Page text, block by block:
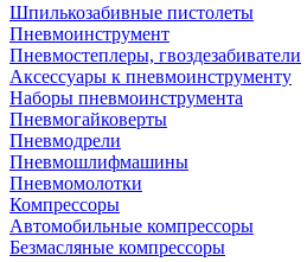
Шпилькозабивные пистолеты
Пневмоинструмент
Пневмостеплеры, гвоздезабиватели
Аксессуары к пневмоинструменту
Наборы пневмоинструмента
Пневмогайковерты
Пневмодрели
Пневмошлифмашины
Пневмомолотки
Компрессоры
Автомобильные компрессоры
Безмасляные компрессоры